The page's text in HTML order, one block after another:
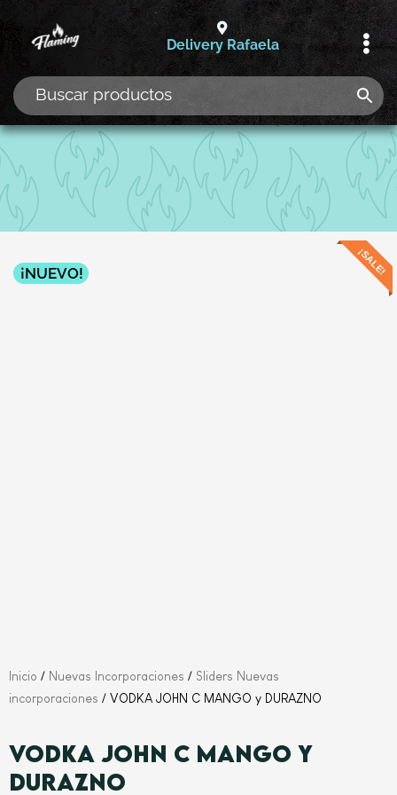
al
contenido
Delivery Rafaela
Inicio / Nuevas Incorporaciones / Sliders Nuevas
incorporaciones / VODKA JOHN C MANGO y DURAZNO
VODKA JOHN C MANGO y
DURAZNO
¡SALE!
¡NUEVO!